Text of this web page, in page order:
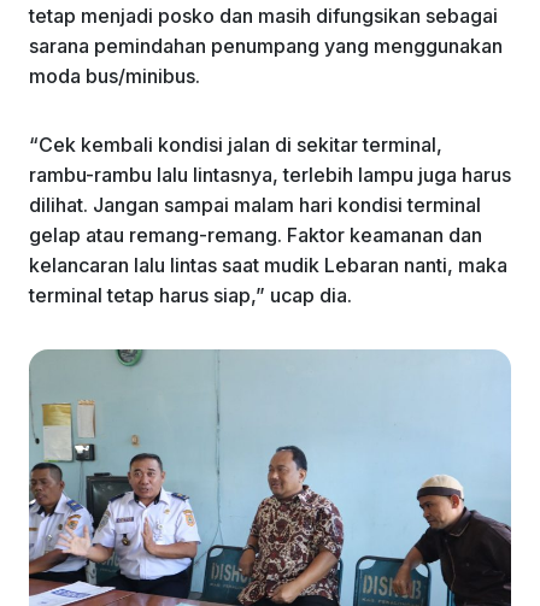
tetap menjadi posko dan masih difungsikan sebagai
sarana pemindahan penumpang yang menggunakan
moda bus/minibus.
“Cek kembali kondisi jalan di sekitar terminal,
rambu-rambu lalu lintasnya, terlebih lampu juga harus
dilihat. Jangan sampai malam hari kondisi terminal
gelap atau remang-remang. Faktor keamanan dan
kelancaran lalu lintas saat mudik Lebaran nanti, maka
terminal tetap harus siap,” ucap dia.